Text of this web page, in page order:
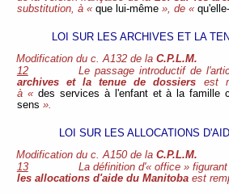
substitution, à « que lui-même», de «
LOI SUR LES ARCHIVES ET LA
Modification du c. A132 de la C.P.L.M.
12
Le passage introductif de
archives et la tenue de dossiers est
à « des services à l'enfant et à la famille
sens ».
LOI SUR LES ALLOCATIONS
Modification du c. A150 de la C.P.L.M.
13
La définition d'« office »
les allocations d'aide du Manitobaest